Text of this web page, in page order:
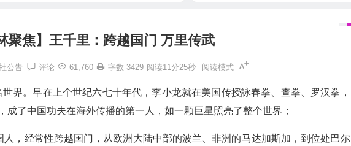
聚焦】王千里：跨越国门 万里传武
公告 评论 61,760 字数 3429 阅读11分25秒 阅读模式
界。早在上个世纪六七十年代，李小龙就在美国传授詠春拳、查拳、罗汉拳，
成了中国功夫在海外传播的第一人，如一颗巨星照亮了整个世界；
，经常性跨越国门，从欧洲大陆中部的波兰、非洲的马达加斯加，到位处巴尔